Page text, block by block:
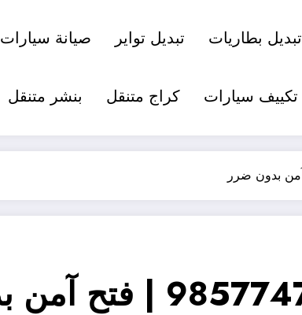
تبديل بطاريات تبديل تواير صيانة سيارات
تكييف سيارات كراج متنقل بنشر متنقل